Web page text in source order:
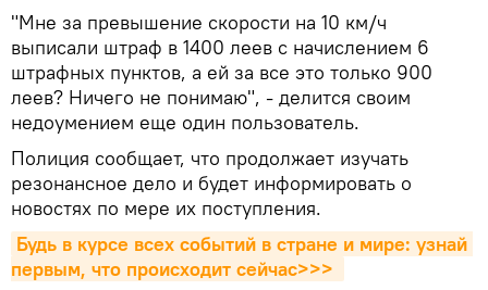
"Мне за превышение скорости на 10 км/ч
выписали штраф в 1400 леев с начислением 6
штрафных пунктов, а ей за все это только 900
леев? Ничего не понимаю", - делится своим
недоумением еще один пользователь.
Полиция сообщает, что продолжает изучать
резонансное дело и будет информировать о
новостях по мере их поступления.
Будь в курсе всех событий в стране и мире: узнай
первым, что происходит сейчаc>>>